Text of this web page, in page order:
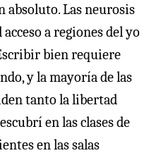
absoluto. Las neurosis
a regiones del yo
bien requiere
y la mayoría de las
tanto la libertad
en las clases de
en las salas